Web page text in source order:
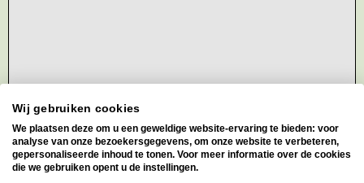
Wij gebruiken cookies
We plaatsen deze om u een geweldige website-ervaring te bieden: voor
analyse van onze bezoekersgegevens, om onze website te verbeteren,
gepersonaliseerde inhoud te tonen. Voor meer informatie over de cookies
die we gebruiken opent u de instellingen.